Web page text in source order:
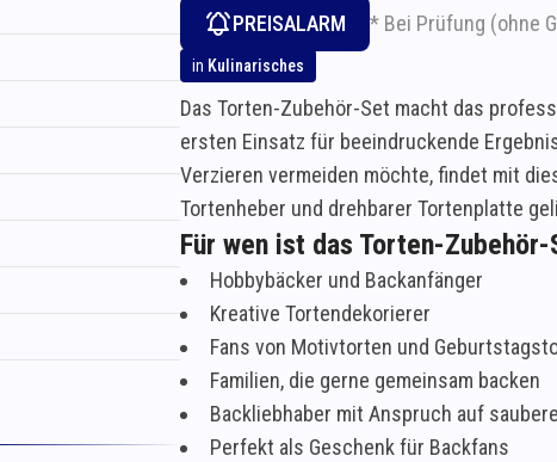
PREISALARM * Bei Prüfung (ohne
in Kulinarisches
Das Torten-Zubehör-Set macht das
ersten Einsatz für beeindruckende
Verzieren vermeiden möchte, findet mit
Tortenheber und drehbarer Tortenplatte
Für wen ist das Torten-
Hobbybäcker und Backanfänger
Kreative Tortendekorierer
Fans von Motivtorten und
Familien, die gerne gemeinsam backen
Backliebhaber mit Anspruch auf
Perfekt als Geschenk für Backfans